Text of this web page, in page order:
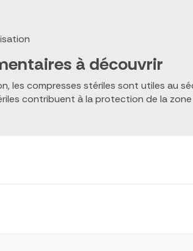
à découvrir
les compresses stériles sont utiles au
contribuent à la protection de la